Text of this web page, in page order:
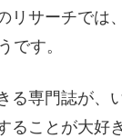
リサーチでは
です。
る専門誌が、
ることが大好